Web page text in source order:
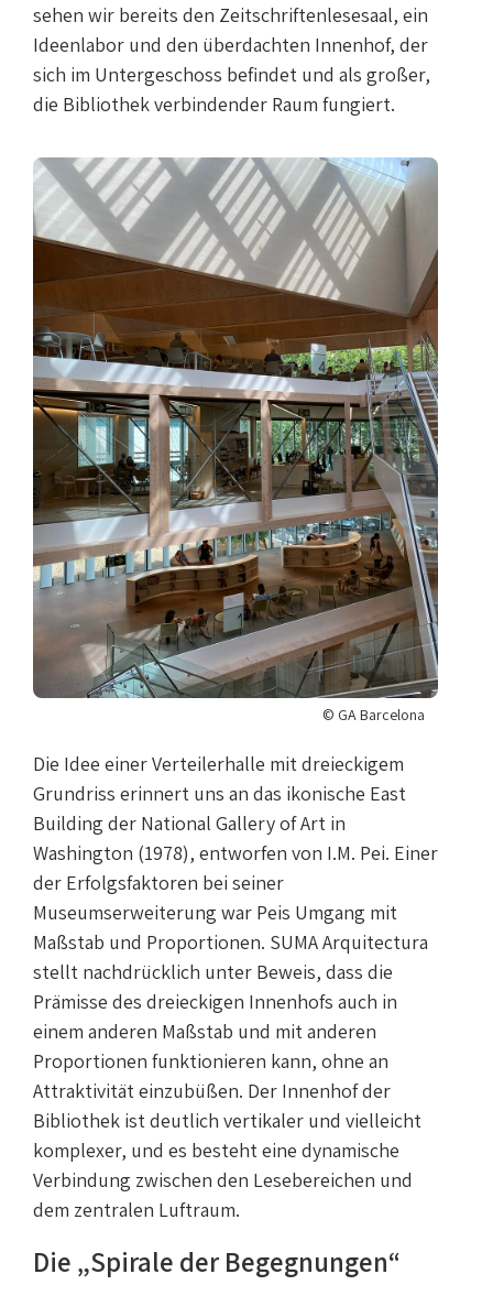
sehen wir bereits den Zeitschriftenlesesaal, ein
Ideenlabor und den überdachten Innenhof, der
sich im Untergeschoss befindet und als großer,
die Bibliothek verbindender Raum fungiert.
© GA Barcelona
Die Idee einer Verteilerhalle mit dreieckigem
Grundriss erinnert uns an das ikonische East
Building der National Gallery of Art in
Washington (1978), entworfen von I.M. Pei. Einer
der Erfolgsfaktoren bei seiner
Museumserweiterung war Peis Umgang mit
Maßstab und Proportionen. SUMA Arquitectura
stellt nachdrücklich unter Beweis, dass die
Prämisse des dreieckigen Innenhofs auch in
einem anderen Maßstab und mit anderen
Proportionen funktionieren kann, ohne an
Attraktivität einzubüßen. Der Innenhof der
Bibliothek ist deutlich vertikaler und vielleicht
komplexer, und es besteht eine dynamische
Verbindung zwischen den Lesebereichen und
dem zentralen Luftraum.
Die „Spirale der Begegnungen“